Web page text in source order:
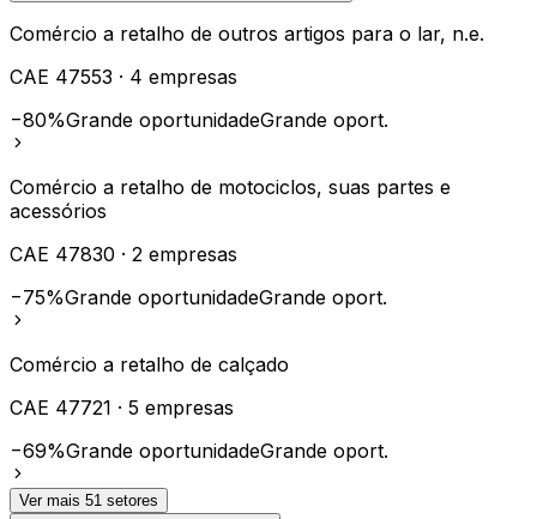
Comércio a retalho de outros artigos para o lar, n.e.
CAE 47553 · 4 empresas
−80%Grande oportunidadeGrande oport.
Comércio a retalho de motociclos, suas partes e
acessórios
CAE 47830 · 2 empresas
−75%Grande oportunidadeGrande oport.
Comércio a retalho de calçado
CAE 47721 · 5 empresas
−69%Grande oportunidadeGrande oport.
Ver mais 51 setores